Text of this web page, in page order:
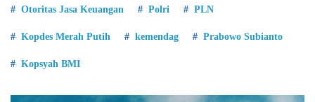
Otoritas Jasa Keuangan Polri PLN
Kopdes Merah Putih kemendag Prabowo Subianto
Kopsyah BMI